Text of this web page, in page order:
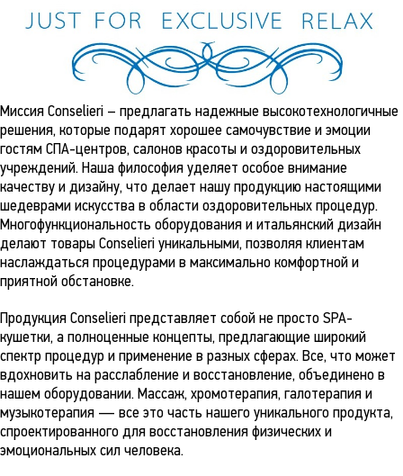
Миссия Conselieri – предлагать надежные высокотехнологичные
решения, которые подарят хорошее самочувствие и эмоции
гостям СПА-центров, салонов красоты и оздоровительных
учреждений. Наша философия уделяет особое внимание
качеству и дизайну, что делает нашу продукцию настоящими
шедеврами искусства в области оздоровительных процедур.
Многофункциональность оборудования и итальянский дизайн
делают товары Conselieri уникальными, позволяя клиентам
наслаждаться процедурами в максимально комфортной и
приятной обстановке.
Продукция Conselieri представляет собой не просто SPA-
кушетки, а полноценные концепты, предлагающие широкий
спектр процедур и применение в разных сферах. Все, что может
вдохновить на расслабление и восстановление, объединено в
нашем оборудовании. Массаж, хромотерапия, галотерапия и
музыкотерапия — все это часть нашего уникального продукта,
спроектированного для восстановления физических и
эмоциональных сил человека.